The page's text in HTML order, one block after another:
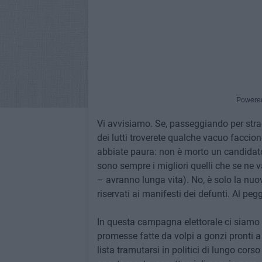
Vi avvisiamo. Se, passeggiando per
dei lutti troverete qualche vacuo
abbiate paura: non è morto un
sono sempre i migliori quelli che se ne
– avranno lunga vita). No, è solo la
riservati ai manifesti dei defunti. Al
In questa campagna elettorale ci
promesse fatte da volpi a gonzi pronti
lista tramutarsi in politici di lungo